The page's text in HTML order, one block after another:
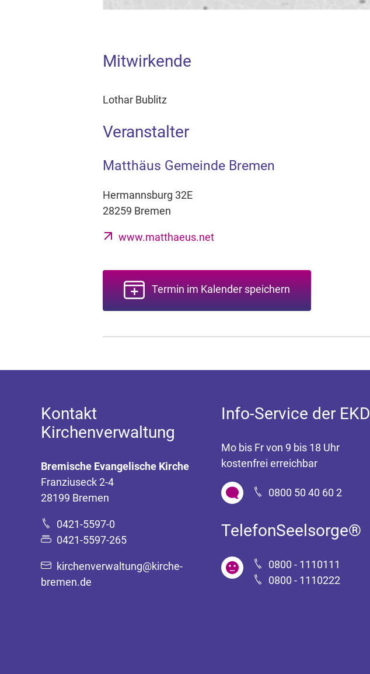
Mitwirkende
Lothar Bublitz
Veranstalter
Matthäus Gemeinde Bremen
Hermannsburg 32E
28259 Bremen
www.matthaeus.net
Termin im Kalender speichern
Kontakt
Kirchenverwaltung
Bremische Evangelische Kirche
Franziuseck 2-4
28199 Bremen
0421-5597-0
0421-5597-265
kirchenverwaltung@kirche-
bremen.de
Info-Service der EKD
Mo bis Fr von 9 bis 18 Uhr
kostenfrei erreichbar
0800 50 40 60 2
TelefonSeelsorge®
0800 - 1110111
0800 - 1110222